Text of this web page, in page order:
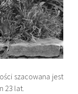
szacowana jest
23 lat.